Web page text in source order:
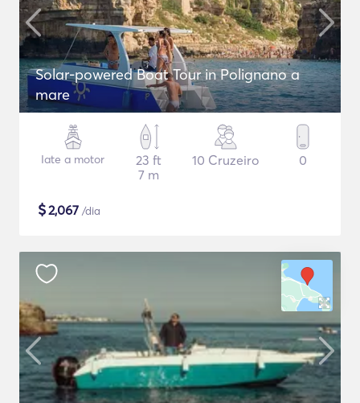
Solar-powered Boat Tour in Polignano a
mare
Iate a motor
23 ft
7 m
10 Cruzeiro 0
$2,067 /dia